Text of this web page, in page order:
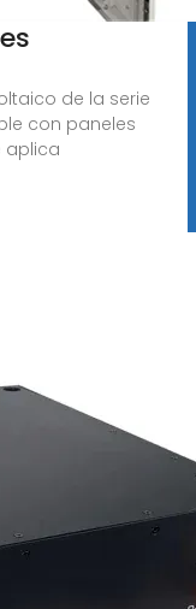
de la serie
con paneles
aplica